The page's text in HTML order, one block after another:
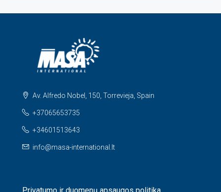
Av. Alfredo Nobel, 150, Torrevieja, Spain
+37065653735
+34601513643
info@masa-international.lt